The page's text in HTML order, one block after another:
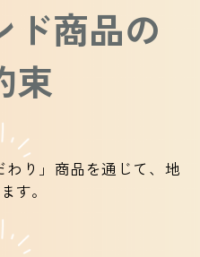
ド商品の
束
わり」商品を通じて、地
す。